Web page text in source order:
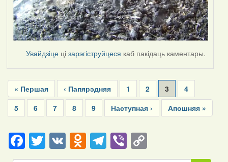
Увайдзіце цізарэгіструйцеся каб пакідаць каментары.
Pagination
First
page
« Першая
Previous
page
‹ Папярэдняя Page
1 Page
2
Current
page
3 Page
4
Page
5 Page
6 Page
7 Page
8 Page
9
Next
page
Наступная ›
Last
page
Апошняя »
Facebook
Twitter
VKOdnoklassniki
Telegram
ViberCopy
Link